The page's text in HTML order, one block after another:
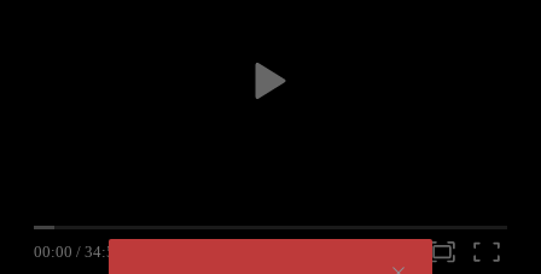
00:00 / 34:55